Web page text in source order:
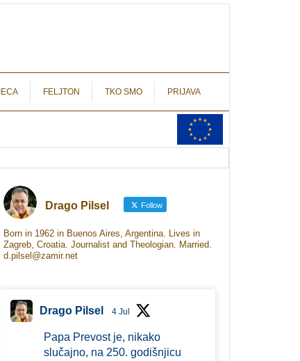
FELJTON TKO SMO PRIJAVA
Drago Pilsel Follow
Born in 1962 in Buenos Aires, Argentina. Lives in
Zagreb, Croatia. Journalist and Theologian. Married.
d.pilsel@zamir.net
Drago Pilsel 4 Jul
Papa Prevost je, nikako
slučajno, na 250. godišnjicu